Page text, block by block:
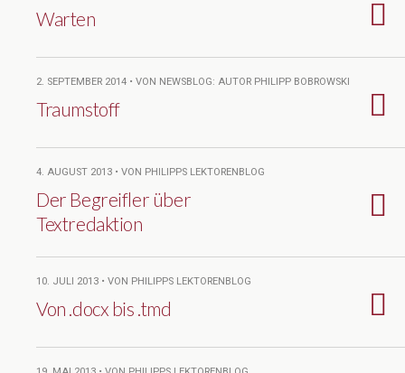
Warten
2. SEPTEMBER 2014 • VON NEWSBLOG: AUTOR PHILIPP BOBROWSKI
Traumstoff
4. AUGUST 2013 • VON PHILIPPS LEKTORENBLOG
Der Begreifler über
Textredaktion
10. JULI 2013 • VON PHILIPPS LEKTORENBLOG
Von .docx bis .tmd